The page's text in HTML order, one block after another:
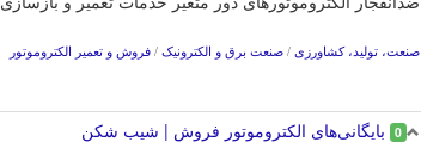
صنعت، تولید، کشاورزی / صنعت برق و الکترونیک / فروش و تعمیر الکتروموتور
0 بایگانی‌های الکتروموتور فروش | شیب شکن